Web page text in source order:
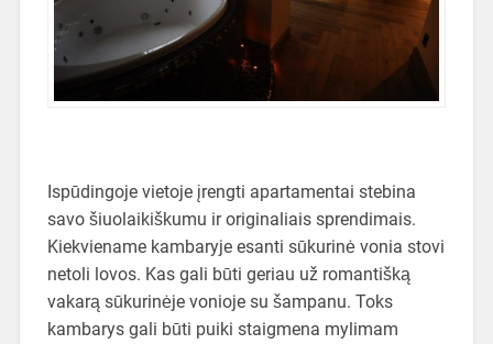
Ispūdingoje vietoje įrengti apartamentai stebina
savo šiuolaikiškumu ir originaliais sprendimais.
Kiekviename kambaryje esanti sūkurinė vonia stovi
netoli lovos. Kas gali būti geriau už romantišką
vakarą sūkurinėje vonioje su šampanu. Toks
kambarys gali būti puiki staigmena mylimam